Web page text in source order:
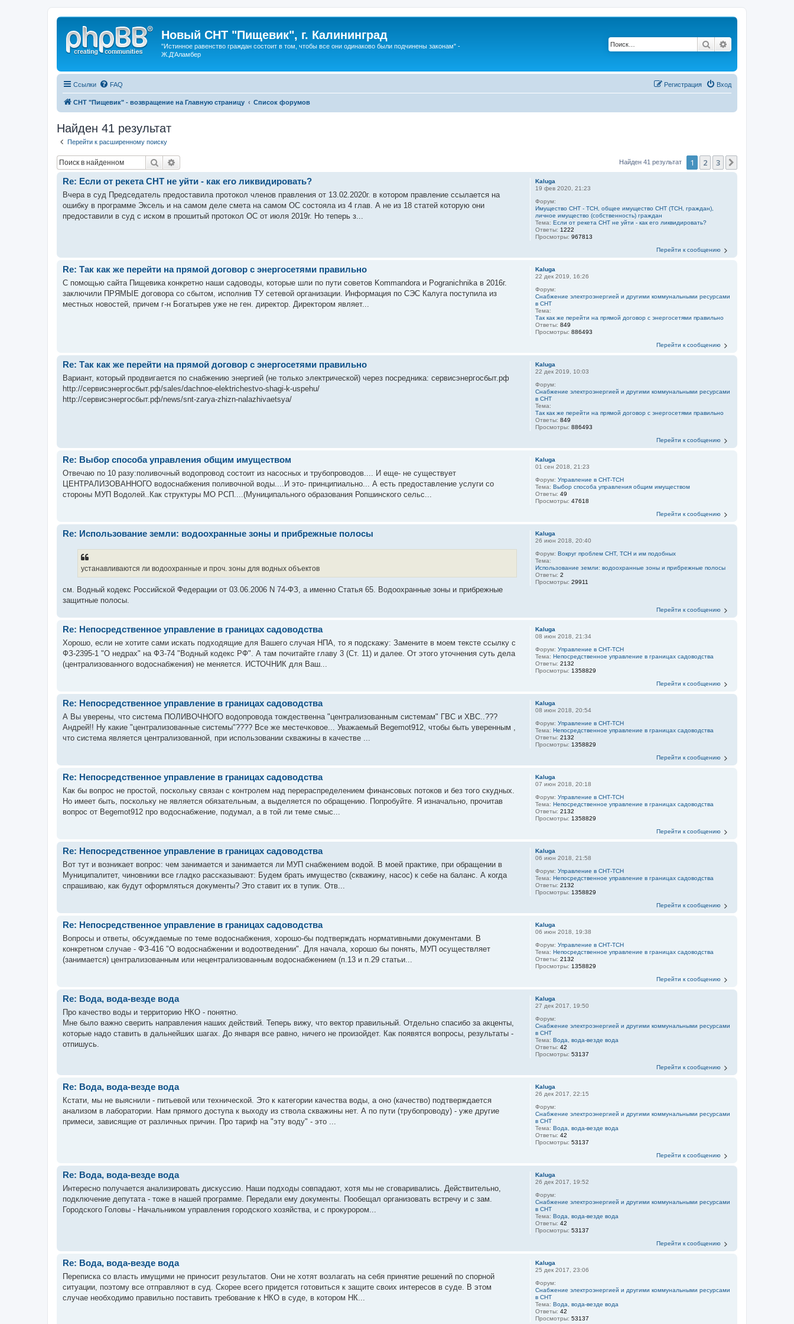
Новый СНТ "Пищевик", г. Калининград
"Истинное равенство граждан состоит в том, чтобы все они одинаково были подчинены законам" -
Ж.Д'Аламбер
Поиск
Ссылки FAQ Вход
Регистрация
СНТ "Пищевик" - возвращение на Главную страницу Список форумов
Найден 41 результат
Перейти к расширенному поиску
Поиск Найден 41 результат 1 2 3
Kaluga
19 фев 2020, 21:23
Форум:
Имущество СНТ - ТСН, общее имущество СНТ (ТСН, граждан),
личное имущество (собственность) граждан
Тема:Если от рекета СНТ не уйти - как его ликвидировать?
Ответы: 1222
Просмотры:967813
Re: Если от рекета СНТ не уйти - как его ликвидировать?
Вчера в суд Председатель предоставила протокол членов правления от 13.02.2020г. в котором правление ссылается на
ошибку в программе Эксель и на самом деле смета на самом ОС состояла из 4 глав. А не из 18 статей которую они
предоставили в суд с иском в прошитый протокол ОС от июля 2019г. Но теперь з...
Перейти к сообщению
Kaluga
22 дек 2019, 16:26
Форум:
Снабжение электроэнергией и другими коммунальными ресурсами
в СНТ
Тема:
Так как же перейти на прямой договор с энергосетями правильно
Ответы:849
Просмотры:886493
Re: Так как же перейти на прямой договор с энергосетями правильно
С помощью сайта Пищевика конкретно наши садоводы, которые шли по пути советов Kommandorа и Pogranichnikа в 2016г.
заключили ПРЯМЫЕ договора со сбытом, исполнив ТУ сетевой организации. Информация по СЭС Калуга поступила из
местных новостей, причем г-н Богатырев уже не ген. директор. Директором являет...
Перейти к сообщению
Kaluga
22 дек 2019, 10:03
Форум:
Снабжение электроэнергией и другими коммунальными ресурсами
в СНТ
Тема:
Так как же перейти на прямой договор с энергосетями правильно
Ответы:849
Просмотры:886493
Re: Так как же перейти на прямой договор с энергосетями правильно
Вариант, который продвигается по снабжению энергией (не только электрической) через посредника: сервисэнергосбыт.рф
http://сервисэнергосбыт.рф/sales/dachnoe-elektrichestvo-shagi-k-uspehu/
http://сервисэнергосбыт.рф/news/snt-zarya-zhizn-nalazhivaetsya/
Перейти к сообщению
Kaluga
01 сен 2018, 21:23
Форум:Управление в СНТ-ТСН
Тема:Выбор способа управления общим имуществом
Ответы:49
Просмотры:47618
Re: Выбор способа управления общим имуществом
Отвечаю по 10 разу:поливочный водопровод состоит из насосных и трубопроводов.... И еще- не существует
ЦЕНТРАЛИЗОВАННОГО водоснабжения поливочной воды....И это- принципиально... А есть предоставление услуги со
стороны МУП Водолей..Как структуры МО РСП....(Муниципального образования Ропшинского сельс...
Перейти к сообщению
Kaluga
26 июн 2018, 20:40
Форум:Вокруг проблем СНТ, ТСН и им подобных
Тема:
Использование земли: водоохранные зоны и прибрежные полосы
Ответы:2
Просмотры:29911
Re: Использование земли: водоохранные зоны и прибрежные полосы
устанавливаются ли водоохранные и проч. зоны для водных объектов
см. Водный кодекс Российской Федерации от 03.06.2006 N 74-ФЗ, а именно Статья 65. Водоохранные зоны и прибрежные
защитные полосы.
Перейти к сообщению
Kaluga
08 июн 2018, 21:34
Форум:Управление в СНТ-ТСН
Тема:Непосредственное управление в границах садоводства
Ответы:2132
Просмотры: 1358829
Re: Непосредственное управление в границах садоводства
Хорошо, если не хотите сами искать подходящие для Вашего случая НПА, то я подскажу: Замените в моем тексте ссылку с
ФЗ-2395-1 "О недрах" на ФЗ-74 "Водный кодекс РФ". А там почитайте главу 3 (Ст. 11) и далее. От этого уточнения суть дела
(централизованного водоснабжения) не меняется. ИСТОЧНИК для Ваш...
Перейти к сообщению
Kaluga
08 июн 2018, 20:54
Форум:Управление в СНТ-ТСН
Тема:Непосредственное управление в границах садоводства
Ответы:2132
Просмотры: 1358829
Re: Непосредственное управление в границах садоводства
А Вы уверены, что система ПОЛИВОЧНОГО водопровода тождественна "централизованным системам" ГВС и ХВС..???
Андрей!! Ну какие "централизованные системы"???? Все же местечковое... Уважаемый Begemot912, чтобы быть уверенным ,
что система является централизованной, при использовании скважины в качестве ...
Перейти к сообщению
Kaluga
07 июн 2018, 20:18
Форум:Управление в СНТ-ТСН
Тема:Непосредственное управление в границах садоводства
Ответы:2132
Просмотры: 1358829
Re: Непосредственное управление в границах садоводства
Как бы вопрос не простой, поскольку связан с контролем над перераспределением финансовых потоков и без того скудных.
Но имеет быть, поскольку не является обязательным, а выделяется по обращению. Попробуйте. Я изначально, прочитав
вопрос от Begemot912 про водоснабжение, подумал, а в той ли теме смыс...
Перейти к сообщению
Kaluga
06 июн 2018, 21:58
Форум:Управление в СНТ-ТСН
Тема:Непосредственное управление в границах садоводства
Ответы:2132
Просмотры: 1358829
Re: Непосредственное управление в границах садоводства
Вот тут и возникает вопрос: чем занимается и занимается ли МУП снабжением водой. В моей практике, при обращении в
Муниципалитет, чиновники все гладко рассказывают: Будем брать имущество (скважину, насос) к себе на баланс. А когда
спрашиваю, как будут оформляться документы? Это ставит их в тупик. Отв...
Перейти к сообщению
Kaluga
06 июн 2018, 19:38
Форум:Управление в СНТ-ТСН
Тема:Непосредственное управление в границах садоводства
Ответы:2132
Просмотры: 1358829
Re: Непосредственное управление в границах садоводства
Вопросы и ответы, обсуждаемые по теме водоснабжения, хорошо-бы подтверждать нормативными документами. В
конкретном случае - ФЗ-416 "О водоснабжении и водоотведении". Для начала, хорошо бы понять, МУП осуществляет
(занимается) централизованным или нецентрализованным водоснабжением (п.13 и п.29 статьи...
Перейти к сообщению
Kaluga
27 дек 2017, 19:50
Форум:
Снабжение электроэнергией и другими коммунальными ресурсами
в СНТ
Тема:Вода, вода-везде вода
Ответы:42
Просмотры:53137
Re: Вода, вода-везде вода
Про качество воды и территорию НКО - понятно.
Мне было важно сверить направления наших действий. Теперь вижу, что вектор правильный. Отдельно спасибо за акценты,
которые надо ставить в дальнейших шагах. До января все равно, ничего не произойдет. Как появятся вопросы, результаты -
отпишусь.
Перейти к сообщению
Kaluga
26 дек 2017, 22:15
Форум:
Снабжение электроэнергией и другими коммунальными ресурсами
в СНТ
Тема:Вода, вода-везде вода
Ответы:42
Просмотры:53137
Re: Вода, вода-везде вода
Кстати, мы не выяснили - питьевой или технической. Это к категории качества воды, а оно (качество) подтверждается
анализом в лаборатории. Нам прямого доступа к выходу из ствола скважины нет. А по пути (трубопроводу) - уже другие
примеси, зависящие от различных причин. Про тариф на "эту воду" - это ...
Перейти к сообщению
Kaluga
26 дек 2017, 19:52
Форум:
Снабжение электроэнергией и другими коммунальными ресурсами
в СНТ
Тема:Вода, вода-везде вода
Ответы:42
Просмотры:53137
Re: Вода, вода-везде вода
Интересно получается анализировать дискуссию. Наши подходы совпадают, хотя мы не сговаривались. Действительно,
подключение депутата - тоже в нашей программе. Передали ему документы. Пообещал организовать встречу и с зам.
Городского Головы - Начальником управления городского хозяйства, и с прокурором...
Перейти к сообщению
Kaluga
25 дек 2017, 23:06
Форум:
Снабжение электроэнергией и другими коммунальными ресурсами
в СНТ
Тема:Вода, вода-везде вода
Ответы:42
Просмотры:53137
Re: Вода, вода-везде вода
Переписка со власть имущими не приносит результатов. Они не хотят возлагать на себя принятие решений по спорной
ситуации, поэтому все отправляют в суд. Скорее всего придется готовиться к защите своих интересов в суде. В этом
случае необходимо правильно поставить требование к НКО в суде, в котором НК...